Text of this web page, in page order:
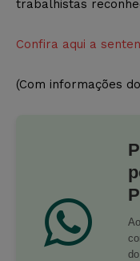
trabalhistas
Confira aqui a
(Com informações